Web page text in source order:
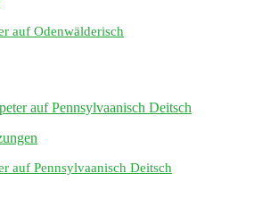
auf Odenwälderisch
auf Pennsylvaanisch Deitsch